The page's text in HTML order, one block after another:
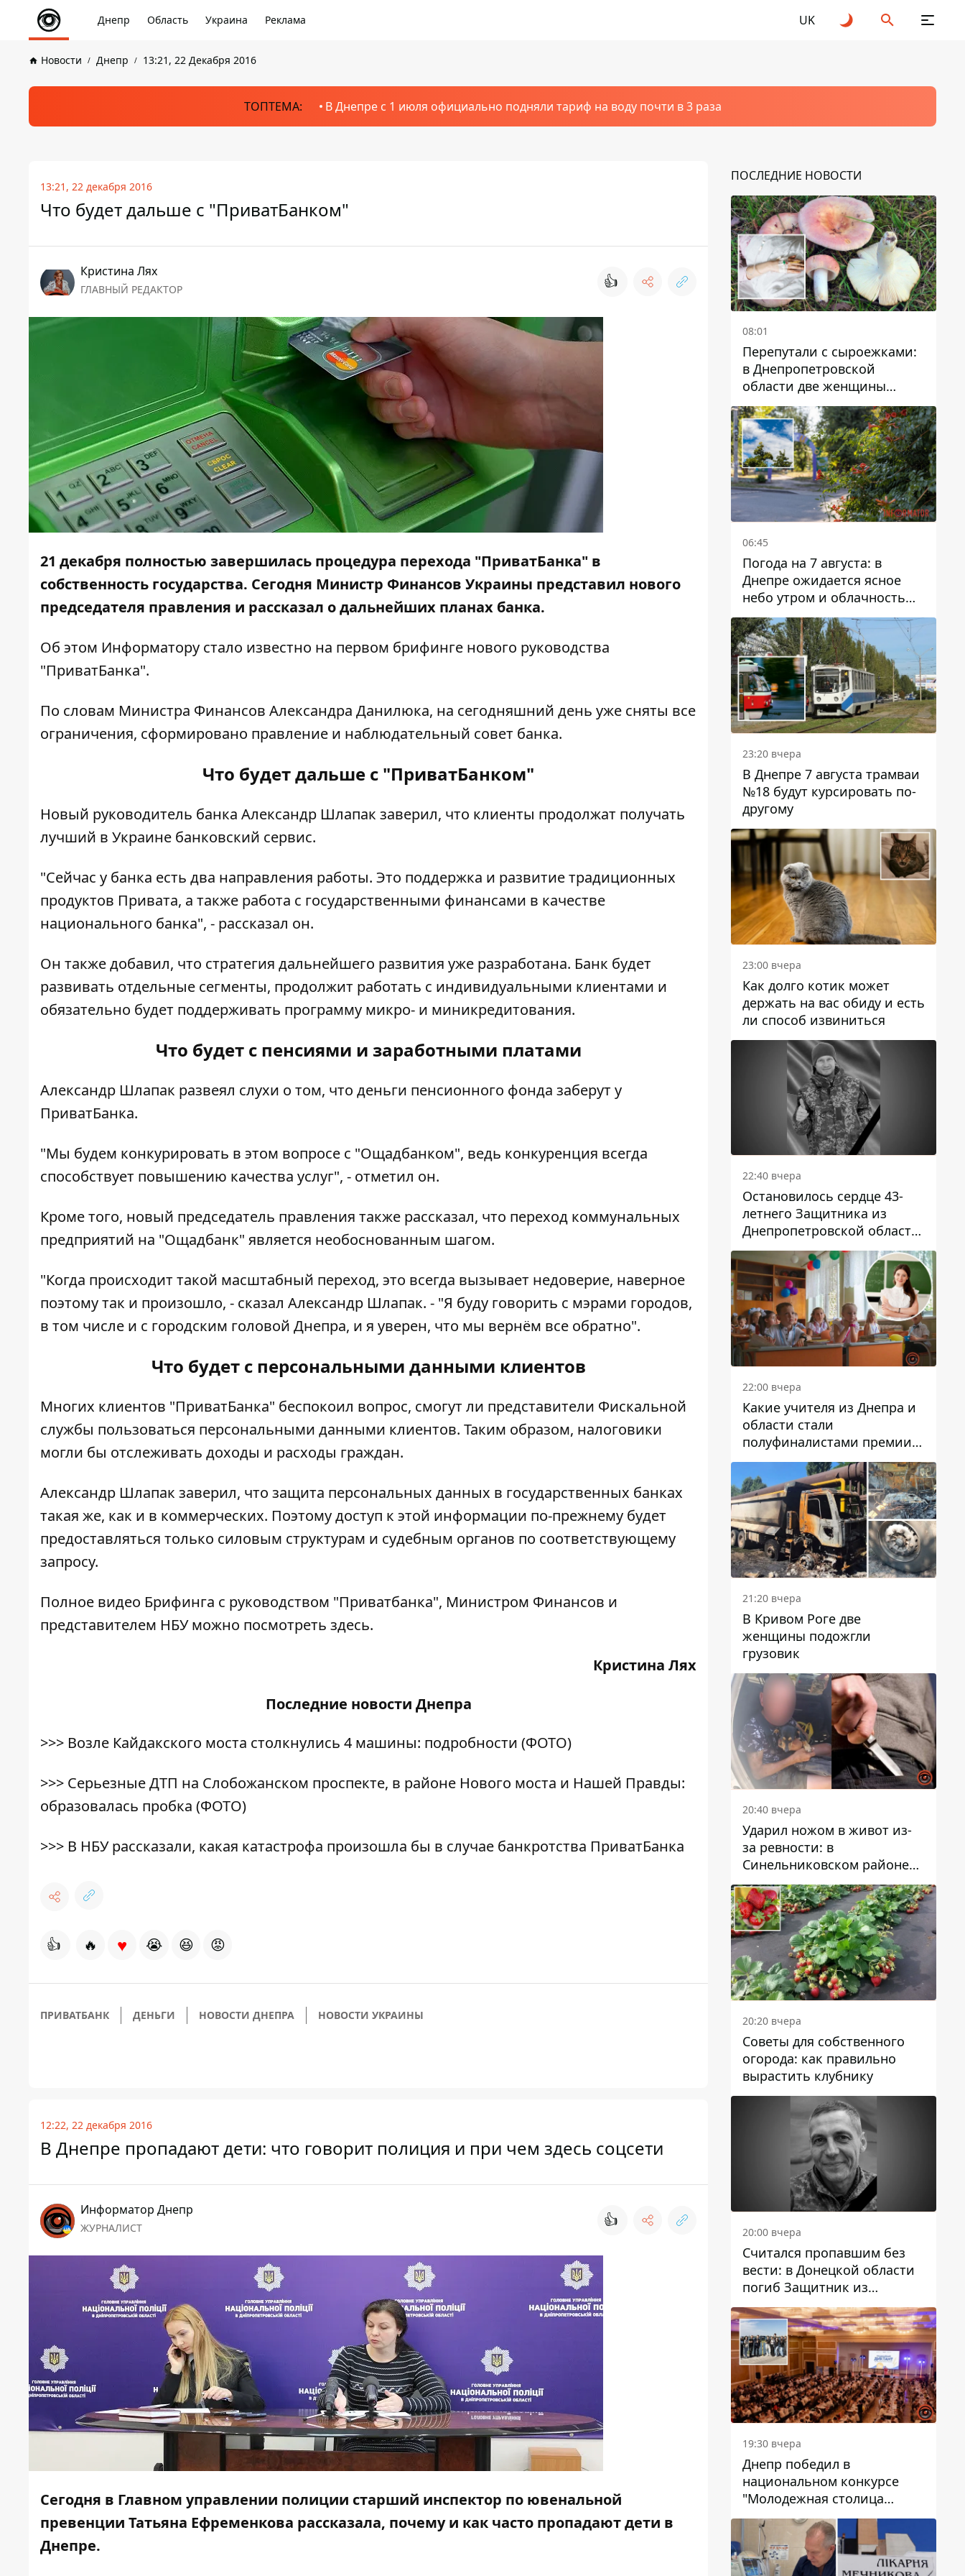
Днепр Область Украина Реклама UK
Новости Днепр 13:21, 22 Декабря 2016
ТОПТЕМА: В Днепре с 1 июля официально подняли тариф на воду почти в 3 раза
13:21, 22 декабря 2016
Что будет дальше с "ПриватБанком"
Кристина Лях
ГЛАВНЫЙ РЕДАКТОР 👍
21 декабря полностью завершилась процедура перехода "ПриватБанка" в
собственность государства. Сегодня Министр Финансов Украины представил нового
председателя правления и рассказал о дальнейших планах банка.
Об этом Информатору стало известно на первом брифинге нового руководства
"ПриватБанка".
По словам Министра Финансов Александра Данилюка, на сегодняшний день уже сняты все
ограничения, сформировано правление и наблюдательный совет банка.
Что будет дальше с "ПриватБанком"
Новый руководитель банка Александр Шлапак заверил, что клиенты продолжат получать
лучший в Украине банковский сервис.
"Сейчас у банка есть два направления работы. Это поддержка и развитие традиционных
продуктов Привата, а также работа с государственными финансами в качестве
национального банка", - рассказал он.
Он также добавил, что стратегия дальнейшего развития уже разработана. Банк будет
развивать отдельные сегменты, продолжит работать с индивидуальными клиентами и
обязательно будет поддерживать программу микро- и миникредитования.
Что будет с пенсиями и заработными платами
Александр Шлапак развеял слухи о том, что деньги пенсионного фонда заберут у
ПриватБанка.
"Мы будем конкурировать в этом вопросе с "Ощадбанком", ведь конкуренция всегда
способствует повышению качества услуг", - отметил он.
Кроме того, новый председатель правления также рассказал, что переход коммунальных
предприятий на "Ощадбанк" является необоснованным шагом.
"Когда происходит такой масштабный переход, это всегда вызывает недоверие, наверное
поэтому так и произошло, - сказал Александр Шлапак. - "Я буду говорить с мэрами городов,
в том числе и с городским головой Днепра, и я уверен, что мы вернём все обратно".
Что будет с персональными данными клиентов
Многих клиентов "ПриватБанка" беспокоил вопрос, смогут ли представители Фискальной
службы пользоваться персональными данными клиентов. Таким образом, налоговики
могли бы отслеживать доходы и расходы граждан.
Александр Шлапак заверил, что защита персональных данных в государственных банках
такая же, как и в коммерческих. Поэтому доступ к этой информации по-прежнему будет
предоставляться только силовым структурам и судебным органов по соответствующему
запросу.
Полное видео Брифинга с руководством "Приватбанка", Министром Финансов и
представителем НБУ можно посмотреть здесь.
Кристина Лях
Последние новости Днепра
>>> Возле Кайдакского моста столкнулись 4 машины: подробности (ФОТО)
>>> Серьезные ДТП на Слобожанском проспекте, в районе Нового моста и Нашей Правды:
образовалась пробка (ФОТО)
>>> В НБУ рассказали, какая катастрофа произошла бы в случае банкротства ПриватБанка
👍 🔥 ♥ 😭 😆 😡
ПРИВАТБАНК ДЕНЬГИ НОВОСТИ ДНЕПРА НОВОСТИ УКРАИНЫ
12:22, 22 декабря 2016
В Днепре пропадают дети: что говорит полиция и при чем здесь соцсети
Информатор Днепр
ЖУРНАЛИСТ 👍
Сегодня в Главном управлении полиции старший инспектор по ювенальной
превенции Татьяна Ефременкова рассказала, почему и как часто пропадают дети в
Днепре.
ПОСЛЕДНИЕ НОВОСТИ
08:01
Перепутали с сыроежками:
в Днепропетровской
области две женщины
отравились грибами
06:45
Погода на 7 августа: в
Днепре ожидается ясное
небо утром и облачность
после обеда
23:20 вчера
В Днепре 7 августа трамваи
№18 будут курсировать по-
другому
23:00 вчера
Как долго котик может
держать на вас обиду и есть
ли способ извиниться
22:40 вчера
Остановилось сердце 43-
летнего Защитника из
Днепропетровской области
Евгения Зинченко
22:00 вчера
Какие учителя из Днепра и
области стали
полуфиналистами премии
Global Teacher Prize Ukraine
2026
21:20 вчера
В Кривом Роге две
женщины подожгли
грузовик
20:40 вчера
Ударил ножом в живот из-
за ревности: в
Синельниковском районе
задержали 49-летнего
мужчину за убийство
20:20 вчера
Советы для собственного
огорода: как правильно
вырастить клубнику
20:00 вчера
Считался пропавшим без
вести: в Донецкой области
погиб Защитник из
Каменского Антон
Красовский
19:30 вчера
Днепр победил в
национальном конкурсе
"Молодежная столица
Украины – 2026"